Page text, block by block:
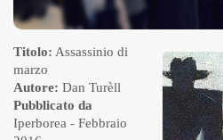
Titolo: Assassinio di
marzo
Autore: Dan Turèll
Pubblicato da
Iperborea - Febbraio